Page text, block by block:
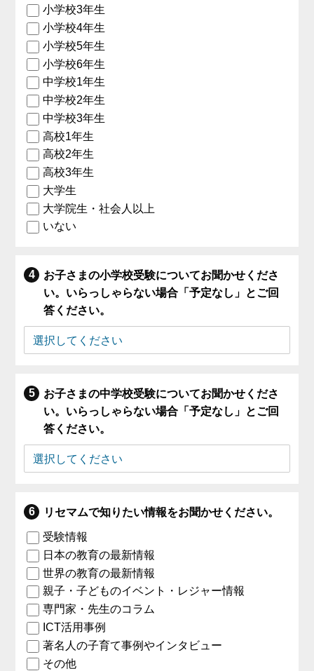
小学校3年生
小学校4年生
小学校5年生
小学校6年生
中学校1年生
中学校2年生
中学校3年生
高校1年生
高校2年生
高校3年生
大学生
大学院生・社会人以上
いない
お子さまの小学校受験についてお聞かせくださ
い。いらっしゃらない場合「予定なし」とご回
答ください。
お子さまの中学校受験についてお聞かせくださ
い。いらっしゃらない場合「予定なし」とご回
答ください。
リセマムで知りたい情報をお聞かせください。
受験情報
日本の教育の最新情報
世界の教育の最新情報
親子・子どものイベント・レジャー情報
専門家・先生のコラム
ICT活用事例
著名人の子育て事例やインタビュー
その他